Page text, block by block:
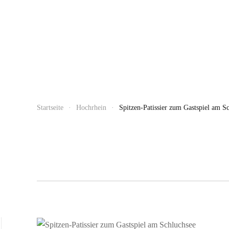
Startseite Hochrhein Spitzen-Patissier zum Gastspiel am